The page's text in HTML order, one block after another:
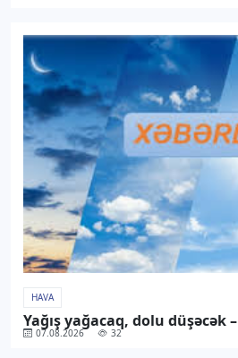
HAVA
Yağış yağacaq, dolu düşəcək –
07.08.2026 32